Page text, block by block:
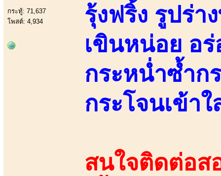
กระทู้: 71,637
โพสต์: 4,934
รุ้งฟริ้ง รูปร่
เขินหน่อย อ
กระหน่ำซ้ำก
กระโจนเข้าใ
สนใจติดต่อส